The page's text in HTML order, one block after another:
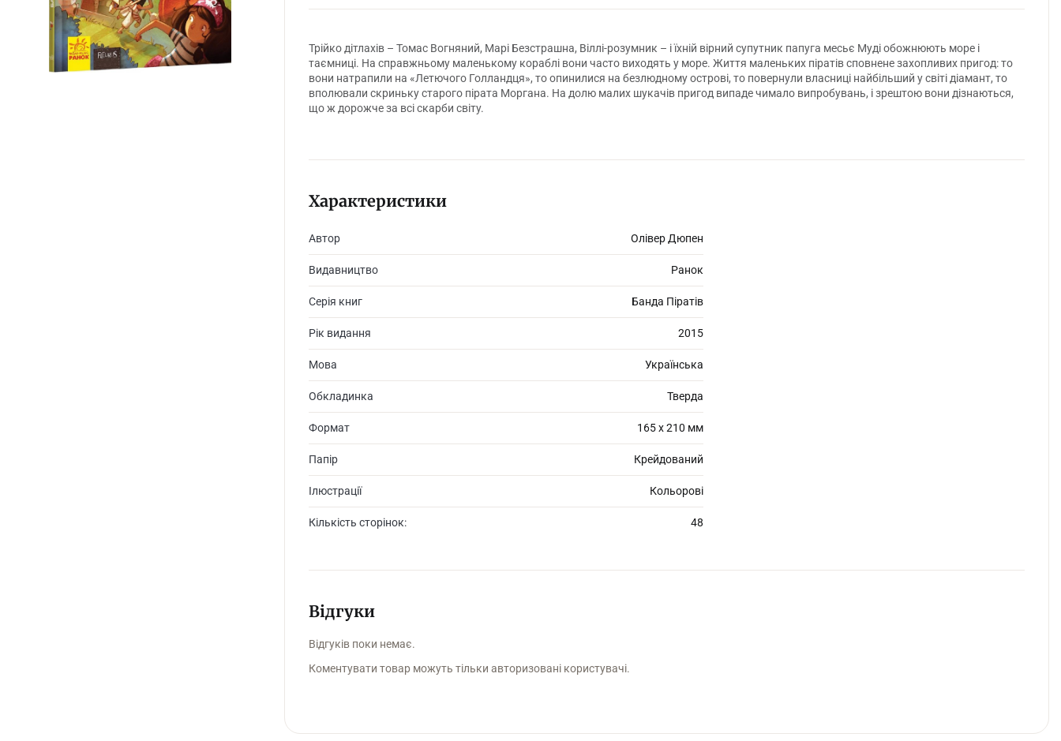
Трійко дітлахів – Томас Вогняний, Марі Безстрашна, Віллі-розумник – і їхній вірний супутник папуга месьє Муді обожнюють море і
таємниці. На справжньому маленькому кораблі вони часто виходять у море. Життя маленьких піратів сповнене захопливих пригод: то
вони натрапили на «Летючого Голландця», то опинилися на безлюдному острові, то повернули власниці найбільший у світі діамант, то
вполювали скриньку старого пірата Моргана. На долю малих шукачів пригод випаде чимало випробувань, і зрештою вони дізнаються,
що ж дорожче за всі скарби світу.
Характеристики
Автор Олівер Дюпен
Видавництво Ранок
Серія книг Банда Піратів
Рік видання 2015
Мова Українська
Обкладинка Тверда
Формат 165 х 210 мм
Папір Крейдований
Ілюстрації Кольорові
Кількість сторінок: 48
Відгуки
Відгуків поки немає.
Коментувати товар можуть тільки авторизовані користувачі.